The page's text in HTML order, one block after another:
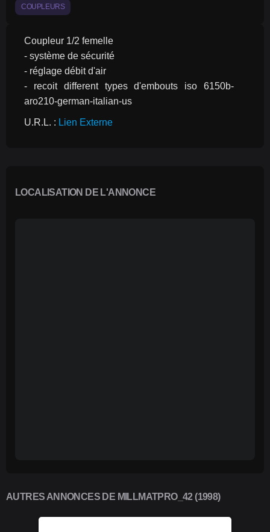
COUPLEURS
Coupleur 1/2 femelle
- système de sécurité
- réglage débit d'air
- recoit different types d'embouts iso 6150b-
aro210-german-italian-us
U.R.L. : Lien Externe
LOCALISATION DE L'ANNONCE
AUTRES ANNONCES DE MILLMATPRO_42 (1998)